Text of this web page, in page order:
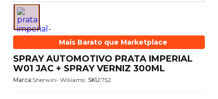
Mais Barato que Marketplace
SPRAY AUTOMOTIVO PRATA IMPERIAL
W01 JAC + SPRAY VERNIZ 300ML
Marca:Sherwin- Wiliiams SKU:752